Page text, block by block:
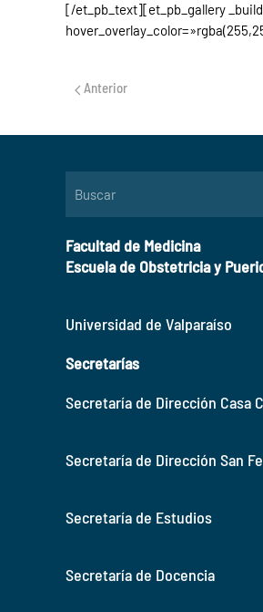
[/et_pb_text][et_pb_gallery
Anterior
Facultad de Medicina
Escuela de Obstetricia y
Universidad de Valparaíso
Secretarías
Secretaría de Dirección Casa
Secretaría de Dirección San
Secretaría de Estudios
Secretaría de Docencia